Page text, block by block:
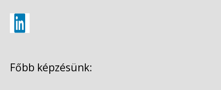
Főbb képzésünk: